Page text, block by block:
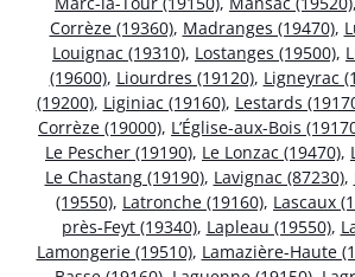
Corrèze (19360), Madranges (19470),
Louignac (19310), Lostanges (19500),
(19600), Liourdres (19120), Ligneyrac
(19200), Liginiac (19160), Lestards
Corrèze (19000), L’Église-aux-Bois
Le Pescher (19190), Le Lonzac (19470),
Le Chastang (19190), Lavignac (87230),
(19550), Latronche (19160), Lascaux
près-Feyt (19340), Lapleau (19550),
Lamongerie (19510), Lamazière-Haute